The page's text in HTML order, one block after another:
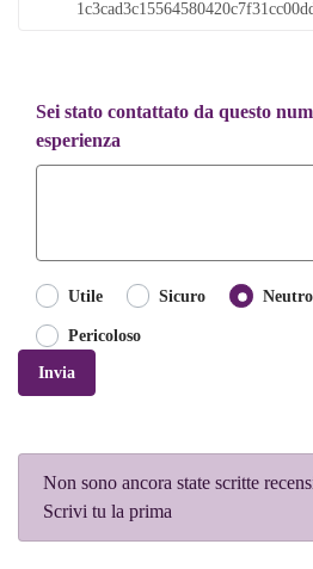
Sei stato contattato da questo
esperienza
Utile Sicuro Neutro
Pericoloso
Invia
Non sono ancora state scritte
Scrivi tu la prima